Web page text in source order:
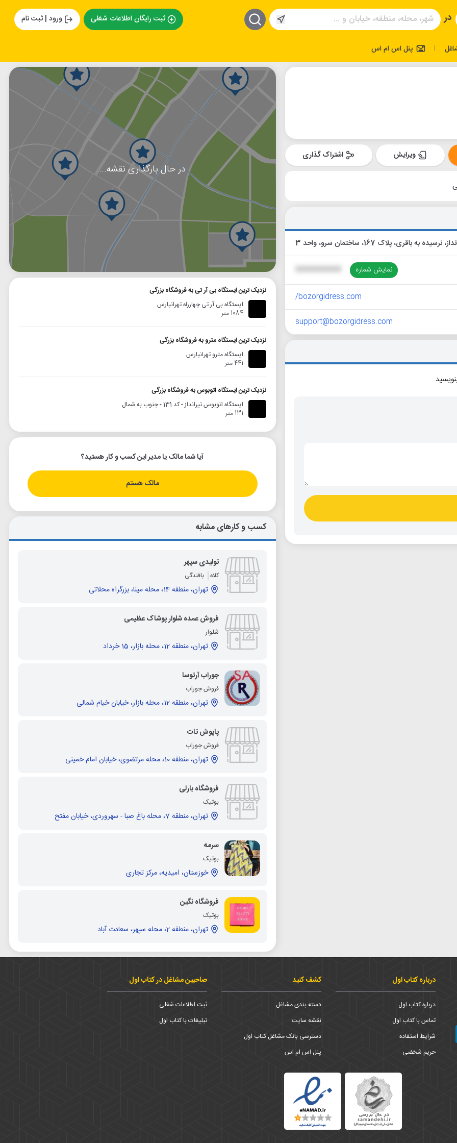
در ثبت رایگان اطلاعات شغلی ورود | ثبت نام
| پنل اس ام اس
ویرایش اشتراک گذاری
نمایش شماره XXXXXXXXXX
bozorgidress.com/
support@bozorgidress.com
در حال بارگذاری نقشه...
نزدیک ترین ایستگاه بی آر تی به فروشگاه بزرگی
ایستگاه بی آر تی چهارراه تهرانپارس
1084 متر
نزدیک ترین ایستگاه مترو به فروشگاه بزرگی
ایستگاه مترو تهرانپارس
441 متر
نزدیک ترین ایستگاه اتوبوس به فروشگاه بزرگی
ایستگاه اتوبوس تیرانداز - کد 131 - جنوب به شمال
131 متر
آیا شما مالک یا مدیر این کسب و کار هستید؟
مالک هستم
کسب و کارهای مشابه
تولیدی سپهر
کلاه بافندگی
تهران، منطقه 14، محله مینا، بزرگراه محلاتی
فروش عمده شلوار پوشاک عظیمی
شلوار
تهران، منطقه 12، محله بازار، 15 خرداد
جوراب آرتوسا
فروش جوراب
تهران، منطقه 12، محله بازار، خیابان خیام شمالی
پاپوش تات
فروش جوراب
تهران، منطقه 10، محله مرتضوی، خیابان امام خمینی
فروشگاه بارلی
بوتیک
تهران، منطقه 7، محله باغ صبا - سهروردی، خیابان مفتح
سرمه
بوتیک
خوزستان، امیدیه، مرکز تجاری
فروشگاه نگین
بوتیک
تهران، منطقه 2، محله سپهر، سعادت آباد
درباره کتاب اول
درباره کتاب اول
تماس با کتاب اول
شرایط استفاده
حریم شخضی
کشف کنید
دسته بندی مشاغل
نقشه سایت
دسترسی بانک مشاغل کتاب اول
پنل اس ام اس
صاحبین مشاغل در کتاب اول
ثبت اطلاعات شغلی
تبلیغات با کتاب اول